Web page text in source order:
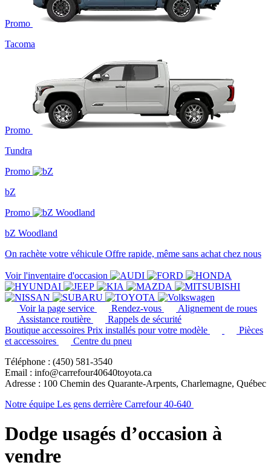
Promo
Tacoma
Promo
Tundra
Promo
bZ
Promo
bZ Woodland
On rachète votre véhicule Offre rapide, même sans achat chez nous
Voir l'inventaire d'occasion
Voir la page service Rendez-vous
Alignement de roues
Assistance routière
Rappels de sécurité
Boutique accessoires Prix installés pour votre modèle
Pièces
et accessoires
Centre du pneu
Téléphone : (450) 581-3540
Email : info@carrefour40640toyota.ca
Adresse : 100 Chemin des Quarante-Arpents, Charlemagne, Québec
Notre équipe Les gens derrière Carrefour 40-640
Dodge usagés d’occasion à
vendre